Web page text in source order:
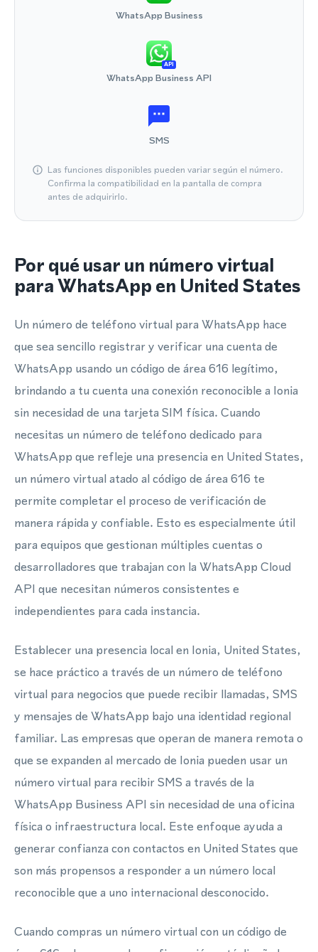
WhatsApp Business
API
WhatsApp Business API
SMS
Las funciones disponibles pueden variar según el número.
Confirma la compatibilidad en la pantalla de compra
antes de adquirirlo.
Por qué usar un número virtual
para WhatsApp en United States
Un número de teléfono virtual para WhatsApp hace
que sea sencillo registrar y verificar una cuenta de
WhatsApp usando un código de área 616 legítimo,
brindando a tu cuenta una conexión reconocible a Ionia
sin necesidad de una tarjeta SIM física. Cuando
necesitas un número de teléfono dedicado para
WhatsApp que refleje una presencia en United States,
un número virtual atado al código de área 616 te
permite completar el proceso de verificación de
manera rápida y confiable. Esto es especialmente útil
para equipos que gestionan múltiples cuentas o
desarrolladores que trabajan con la WhatsApp Cloud
API que necesitan números consistentes e
independientes para cada instancia.
Establecer una presencia local en Ionia, United States,
se hace práctico a través de un número de teléfono
virtual para negocios que puede recibir llamadas, SMS
y mensajes de WhatsApp bajo una identidad regional
familiar. Las empresas que operan de manera remota o
que se expanden al mercado de Ionia pueden usar un
número virtual para recibir SMS a través de la
WhatsApp Business API sin necesidad de una oficina
física o infraestructura local. Este enfoque ayuda a
generar confianza con contactos en United States que
son más propensos a responder a un número local
reconocible que a uno internacional desconocido.
Cuando compras un número virtual con un código de